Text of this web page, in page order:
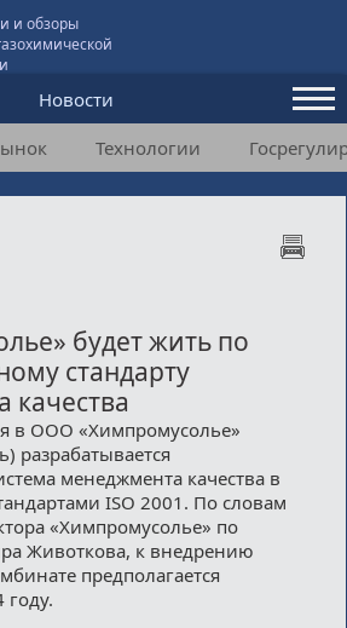
и обзоры
Новости
и мнения
Конференции
соглашение
Медиакит
Контакты
Технологии
будет жить по
стандарту
качества
в ООО «Химпромусолье»
разрабатывается
менеджмента качества в
ISO 2001. По словам
«Химпромусолье» по
Животкова, к внедрению
предполагается
году.